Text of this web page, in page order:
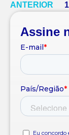
ANTERIOR 1
Assine